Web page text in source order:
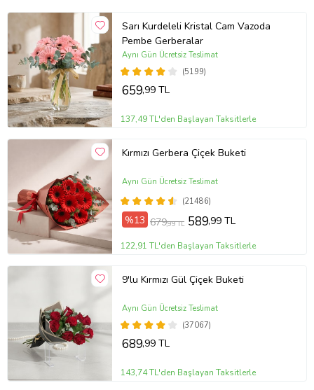
Sarı Kurdeleli Kristal Cam Vazoda
Pembe Gerberalar
(5199)
Aynı Gün Ücretsiz Teslimat
659,99 TL
137,49 TL'den Başlayan Taksitlerle
Kırmızı Gerbera Çiçek Buketi
(21486)
Aynı Gün Ücretsiz Teslimat
%13 679,99 TL 589,99 TL
122,91 TL'den Başlayan Taksitlerle
9'lu Kırmızı Gül Çiçek Buketi
(37067)
Aynı Gün Ücretsiz Teslimat
689,99 TL
143,74 TL'den Başlayan Taksitlerle